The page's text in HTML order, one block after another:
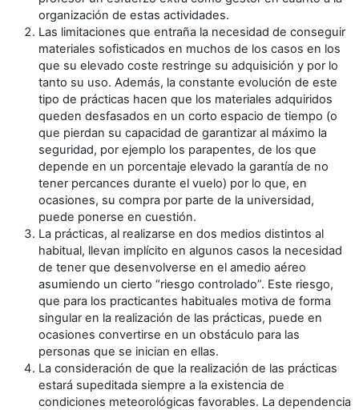
organización de estas actividades.
Las limitaciones que entraña la necesidad de conseguir
materiales sofisticados en muchos de los casos en los
que su elevado coste restringe su adquisición y por lo
tanto su uso. Además, la constante evolución de este
tipo de prácticas hacen que los materiales adquiridos
queden desfasados en un corto espacio de tiempo (o
que pierdan su capacidad de garantizar al máximo la
seguridad, por ejemplo los parapentes, de los que
depende en un porcentaje elevado la garantía de no
tener percances durante el vuelo) por lo que, en
ocasiones, su compra por parte de la universidad,
puede ponerse en cuestión.
La prácticas, al realizarse en dos medios distintos al
habitual, llevan implícito en algunos casos la necesidad
de tener que desenvolverse en el amedio aéreo
asumiendo un cierto “riesgo controlado”. Este riesgo,
que para los practicantes habituales motiva de forma
singular en la realización de las prácticas, puede en
ocasiones convertirse en un obstáculo para las
personas que se inician en ellas.
La consideración de que la realización de las prácticas
estará supeditada siempre a la existencia de
condiciones meteorológicas favorables. La dependencia